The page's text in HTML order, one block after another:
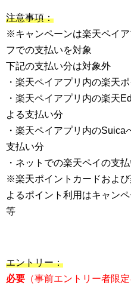
注意事項：
※キャンペーンは楽天ペイ
フでの支払いを対象
下記の支払い分は対象外
・楽天ペイアプリ内の楽天
・楽天ペイアプリ内の楽天
よる支払い分
・楽天ペイアプリ内の
支払い分
・ネットでの楽天ペイの支
※楽天ポイントカードおよ
よるポイント利用はキャン
等
エントリー：
必要 （事前エントリー者限